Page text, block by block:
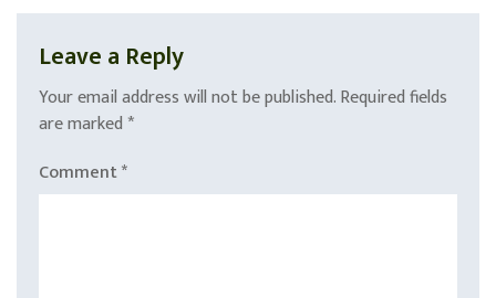
Leave a Reply
Your email address will not be published.Required fields
are marked *
Comment*